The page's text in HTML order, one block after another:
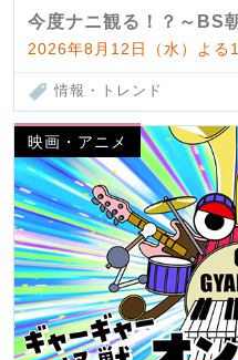
今度ナニ観る！？～BS
2026年8月12日（水）よる
情報・トレンド
映画・アニメ